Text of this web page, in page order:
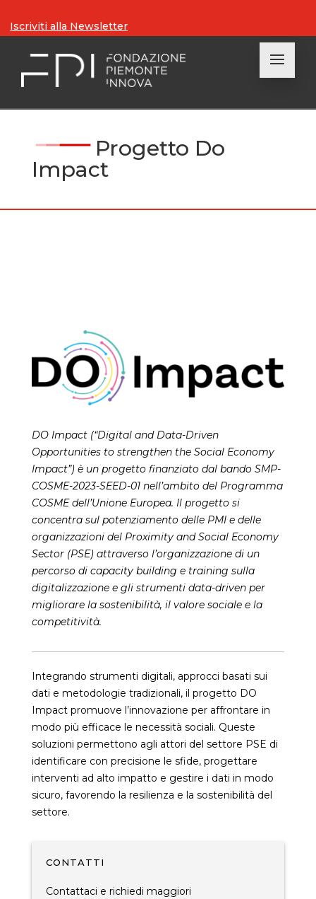
Iscriviti alla Newsletter
Progetto Do
Impact
DO Impact (“Digital and Data-Driven
Opportunities to strengthen the Social Economy
Impact”) è un progetto finanziato dal bando SMP-
COSME-2023-SEED-01 nell’ambito del Programma
COSME dell’Unione Europea. Il progetto si
concentra sul potenziamento delle PMI e delle
organizzazioni del Proximity and Social Economy
Sector (PSE) attraverso l’organizzazione di un
percorso di capacity building e training sulla
digitalizzazione e gli strumenti data-driven per
migliorare la sostenibilità, il valore sociale e la
competitività.
Integrando strumenti digitali, approcci basati sui
dati e metodologie tradizionali, il progetto DO
Impact promuove l’innovazione per affrontare in
modo più efficace le necessità sociali. Queste
soluzioni permettono agli attori del settore PSE di
identificare con precisione le sfide, progettare
interventi ad alto impatto e gestire i dati in modo
sicuro, favorendo la resilienza e la sostenibilità del
settore.
CONTATTI
Contattaci e richiedi maggiori